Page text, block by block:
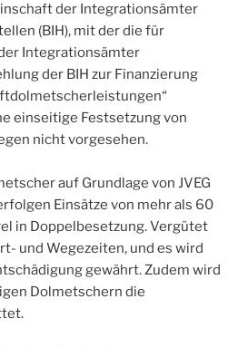
der Integrationsämter
(BIH), mit der die für
Integrationsämter
der BIH zur Finanzierung
einseitige Festsetzung von
nicht vorgesehen.
auf Grundlage von JVEG
Einsätze von mehr als 60
in Doppelbesetzung. Vergütet
und Wegezeiten, und es wird
gewährt. Zudem wird
Dolmetschern die